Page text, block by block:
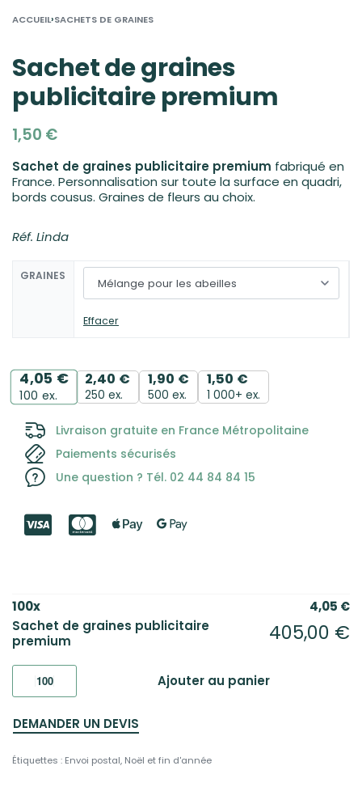
ACCUEIL›SACHETS DE GRAINES
Sachet de graines
publicitaire premium
1,50 €
Sachet de graines publicitaire premium fabriqué en
France. Personnalisation sur toute la surface en quadri,
bords cousus. Graines de fleurs au choix.
Réf. Linda
GRAINES
Effacer
4,05 €
100 ex.
2,40 €
250 ex.
1,90 €
500 ex.
1,50 €
1 000+ ex.
Livraison gratuite en France Métropolitaine
Paiements sécurisés
Une question ? Tél. 02 44 84 84 15
100x 4,05 €
Sachet de graines publicitaire
premium
405,00 €
Ajouter au panier
DEMANDER UN DEVIS
Étiquettes : Envoi postal, Noël et fin d'année